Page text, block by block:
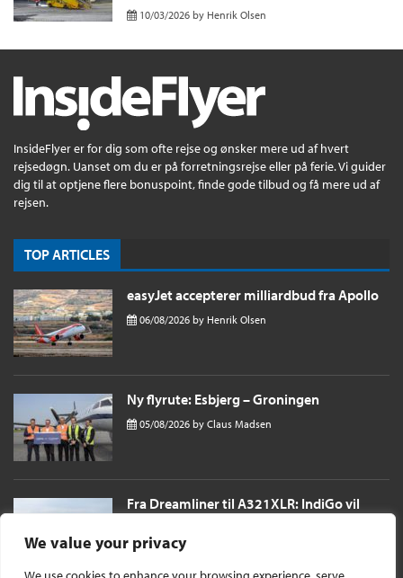
We value your privacy
10/03/2026 by Henrik Olsen
InsideFlyer er for dig som ofte rejse og ønsker mere ud af hvert
rejsedøgn. Uanset om du er på forretningsrejse eller på ferie. Vi guider
dig til at optjene flere bonuspoint, finde gode tilbud og få mere ud af
rejsen.
TOP ARTICLES
easyJet accepterer milliardbud fra Apollo
06/08/2026 by Henrik Olsen
Ny flyrute: Esbjerg – Groningen
05/08/2026 by Claus Madsen
Fra Dreamliner til A321XLR: IndiGo vil
sende passagerer næsten 11 timer til
London i et single aisle fly